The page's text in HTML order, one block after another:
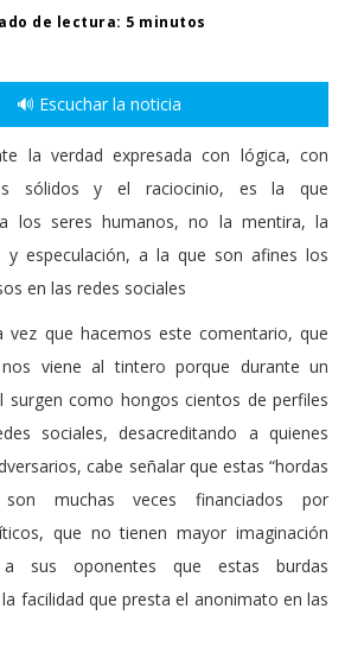
de lectura: 5 minutos
🔊 Escuchar la noticia
la verdad expresada con lógica, con
sólidos y el raciocinio, es la que
los seres humanos, no la mentira, la
y especulación, a la que son afines los
en las redes sociales
vez que hacemos este comentario, que
viene al tintero porque durante un
surgen como hongos cientos de perfiles
sociales, desacreditando a quienes
cabe señalar que estas “hordas
son muchas veces financiados por
que no tienen mayor imaginación
sus oponentes que estas burdas
facilidad que presta el anonimato en las